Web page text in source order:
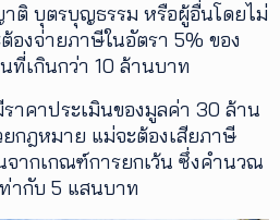
ติ บุตรบุญธรรม หรือผู้อื่นโดยไม่
งจ่ายภาษีในอัตรา 5% ของ
ที่เกินกว่า 10 ล้านบาท
าคาประเมินของมูลค่า 30 ล้าน
กฎหมาย แม่จะต้องเสียภาษี
จากเกณฑ์การยกเว้น ซึ่งคำนวณ
ากับ 5 แสนบาท